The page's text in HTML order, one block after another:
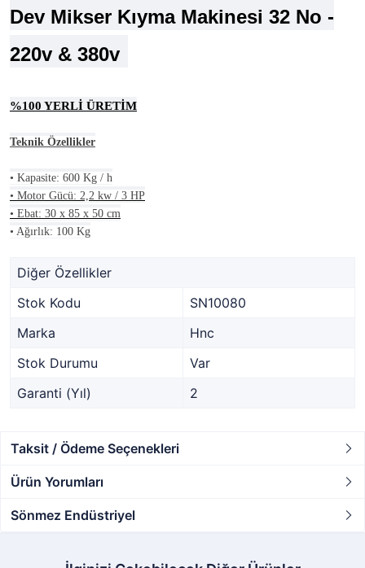
Dev Mikser Kıyma Makinesi 32 No -
220v & 380v
%100 YERLİ ÜRETİM
Teknik Özellikler
• Kapasite: 600 Kg / h
• Motor Gücü: 2,2 kw / 3 HP
• Ebat: 30 x 85 x 50 cm
• Ağırlık: 100 Kg
Diğer Özellikler
Stok Kodu
SN10080
Marka
Hnc
Stok Durumu
Var
Garanti (Yıl)
2
Taksit / Ödeme Seçenekleri
Ürün Yorumları
Sönmez Endüstriyel